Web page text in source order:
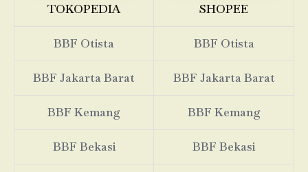
TOKOPEDIA SHOPEE
BBF Otista BBF Otista
BBF Jakarta Barat BBF Jakarta Barat
BBF Kemang BBF Kemang
BBF Bekasi BBF Bekasi